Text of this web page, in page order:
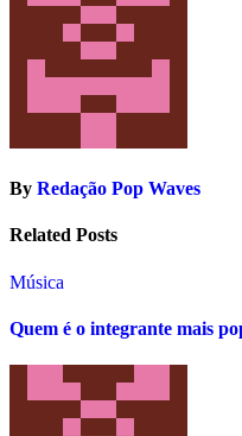
By Redação Pop Waves
Related Posts
Música
Quem é o integrante mais